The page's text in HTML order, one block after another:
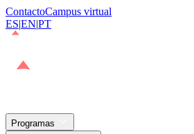
ContactoCampus virtual
ES|EN|PT
Programas